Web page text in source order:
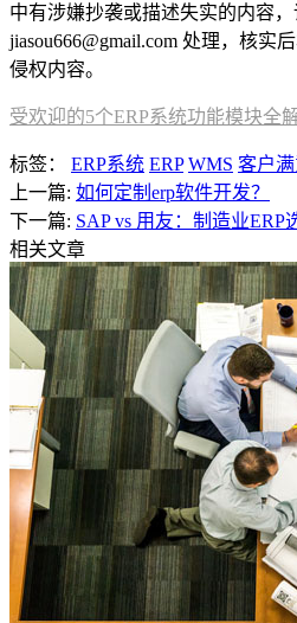
中有涉嫌抄袭或描述失实的内容，
jiasou666@gmail.com 处理，核实
侵权内容。
受欢迎的5个ERP系统功能模块全
标签： ERP系统 ERP WMS 客户
上一篇: 如何定制erp软件开发？
下一篇: SAP vs 用友：制造业ERP
相关文章